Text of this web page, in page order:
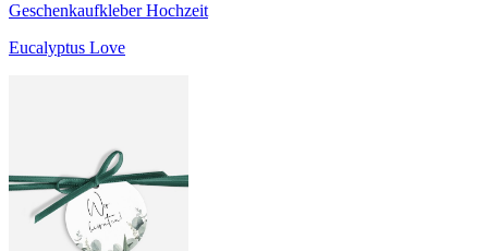
Geschenkaufkleber Hochzeit
Eucalyptus Love